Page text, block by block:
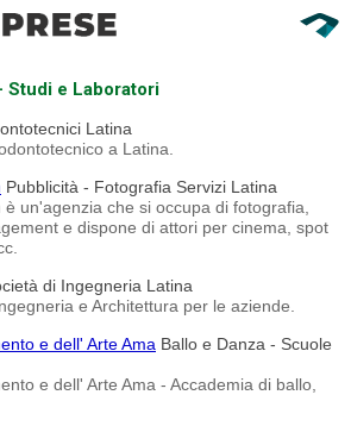
Studi e Laboratori
Latina
a Latina.
Pubblicità - Fotografia Servizi Latina
un'agenzia che si occupa di fotografia,
e dispone di attori per cinema, spot
di Ingegneria Latina
e Architettura per le aziende.
e dell' Arte Ama Ballo e Danza - Scuole
e dell' Arte Ama - Accademia di ballo,